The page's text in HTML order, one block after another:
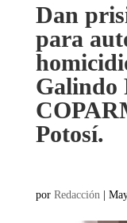
Dan
para
Galindo
Potosí.
por Redacción |